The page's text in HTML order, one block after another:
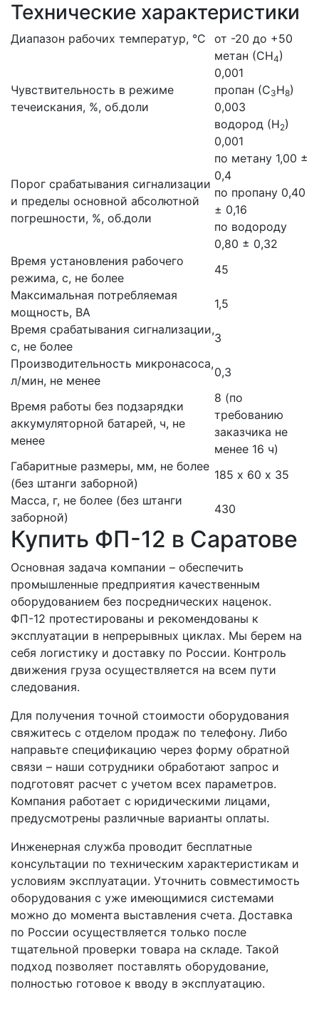
Технические характеристики
Диапазон рабочих температур, °С от -20 до +50
Чувствительность в режиме
течеискания, %, об.доли
метан (СН4)
0,001
пропан (С3Н8)
0,003
водород (Н2)
0,001
Порог срабатывания сигнализации
и пределы основной абсолютной
погрешности, %, об.доли
по метану 1,00 ±
0,4
по пропану 0,40
± 0,16
по водороду
0,80 ± 0,32
Время установления рабочего
режима, с, не более
45
Максимальная потребляемая
мощность, ВА
1,5
Время срабатывания сигнализации,
с, не более
3
Производительность микронасоса,
л/мин, не менее
0,3
Время работы без подзарядки
аккумуляторной батарей, ч, не
менее
8 (по
требованию
заказчика не
менее 16 ч)
Габаритные размеры, мм, не более
(без штанги заборной)
185 х 60 х 35
Масса, г, не более (без штанги
заборной)
430
Купить ФП-12 в Саратове
Основная задача компании – обеспечить
промышленные предприятия качественным
оборудованием без посреднических наценок.
ФП-12 протестированы и рекомендованы к
эксплуатации в непрерывных циклах. Мы берем на
себя логистику и доставку по России. Контроль
движения груза осуществляется на всем пути
следования.
Для получения точной стоимости оборудования
свяжитесь с отделом продаж по телефону. Либо
направьте спецификацию через форму обратной
связи – наши сотрудники обработают запрос и
подготовят расчет с учетом всех параметров.
Компания работает с юридическими лицами,
предусмотрены различные варианты оплаты.
Инженерная служба проводит бесплатные
консультации по техническим характеристикам и
условиям эксплуатации. Уточнить совместимость
оборудования с уже имеющимися системами
можно до момента выставления счета. Доставка
по России осуществляется только после
тщательной проверки товара на складе. Такой
подход позволяет поставлять оборудование,
полностью готовое к вводу в эксплуатацию.